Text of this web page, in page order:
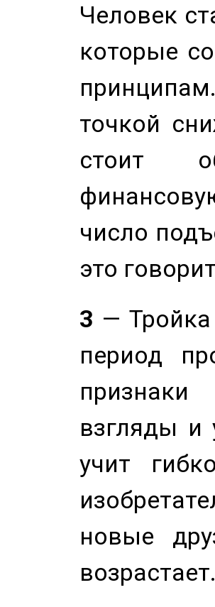
Человек
которые
точкой
стоит
число
это
3 —
период
взгляды и
учит
новые
возрастает.